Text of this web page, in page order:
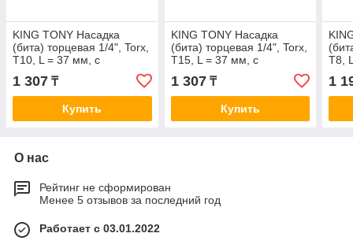
KING TONY Насадка
(бита) торцевая 1/4", Torx,
T10, L = 37 мм, с
203710
1 307 ₸
Купить
KING TONY Насадка
(бита) торцевая 1/4", Torx,
T15, L = 37 мм, с
203715
1 307₸
Купить
T8,
1
О нас
Рейтинг не сформирован
Менее 5 отзывов за последний год
Работает с 03.01.2022